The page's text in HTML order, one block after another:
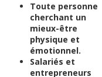
Toute personne
cherchant un
mieux-être
physique et
émotionnel.
Salariés et
entrepreneurs